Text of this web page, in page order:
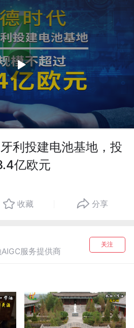
利投建电池基地，投
亿欧元
收藏 分享
服务提供商
关注